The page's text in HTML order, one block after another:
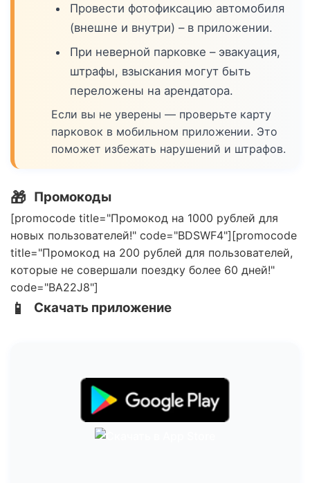
Провести фотофиксацию автомобиля
(внешне и внутри) – в приложении.
При неверной парковке – эвакуация,
штрафы, взыскания могут быть
переложены на арендатора.
Если вы не уверены — проверьте карту
парковок в мобильном приложении. Это
поможет избежать нарушений и штрафов.
🎁 Промокоды
[promocode title="Промокод на 1000 рублей для
новых пользователей!" code="BDSWF4"][promocode
title="Промокод на 200 рублей для пользователей,
которые не совершали поездку более 60 дней!"
code="BA22J8"]
📱 Скачать приложение